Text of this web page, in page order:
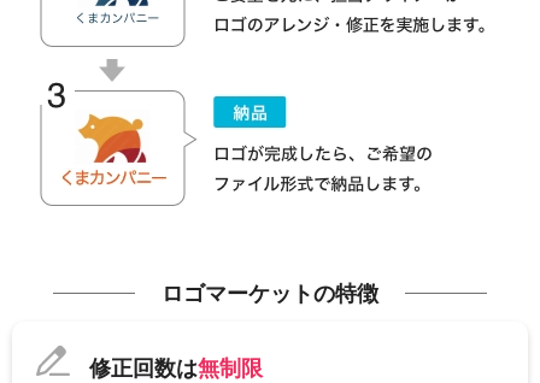
ロゴマーケットの特徴
修正回数は無制限